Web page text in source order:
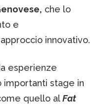
che lo
e
innovativo.
esperienze
importanti stage in
quello alFat